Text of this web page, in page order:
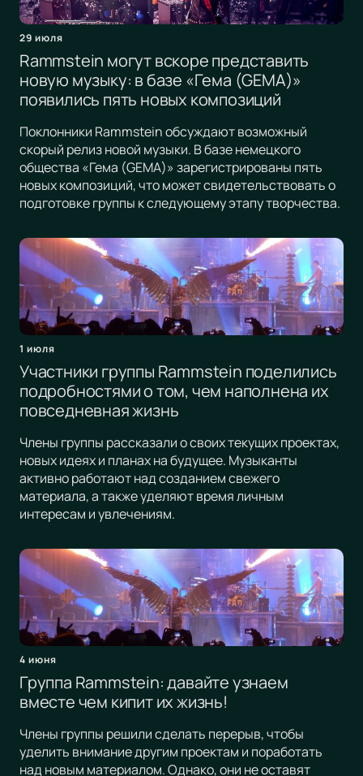
29 июля
Rammstein могут вскоре представить
новую музыку: в базе «Гема (GEMA)»
появились пять новых композиций
Поклонники Rammstein обсуждают возможный
скорый релиз новой музыки. В базе немецкого
общества «Гема (GEMA)» зарегистрированы пять
новых композиций, что может свидетельствовать о
подготовке группы к следующему этапу творчества.
1 июля
Участники группы Rammstein поделились
подробностями о том, чем наполнена их
повседневная жизнь
Члены группы рассказали о своих текущих проектах,
новых идеях и планах на будущее. Музыканты
активно работают над созданием свежего
материала, а также уделяют время личным
интересам и увлечениям.
4 июня
Группа Rammstein: давайте узнаем
вместе чем кипит их жизнь!
Члены группы решили сделать перерыв, чтобы
уделить внимание другим проектам и поработать
над новым материалом. Однако, они не оставят